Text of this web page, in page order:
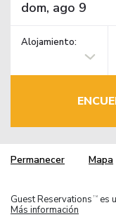
Alojamiento:
Permanecer Mapa
Guest Reservations TM
es
Más información